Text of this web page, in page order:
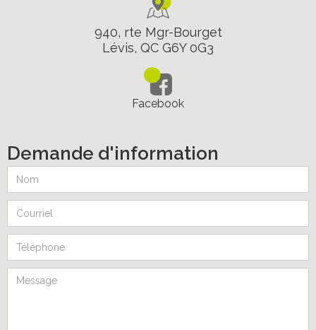
940, rte Mgr-Bourget
Lévis, QC G6Y 0G3
Facebook
Demande d'information